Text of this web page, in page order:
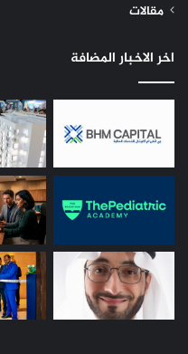
مقالات
اخر الاخبار المضافة